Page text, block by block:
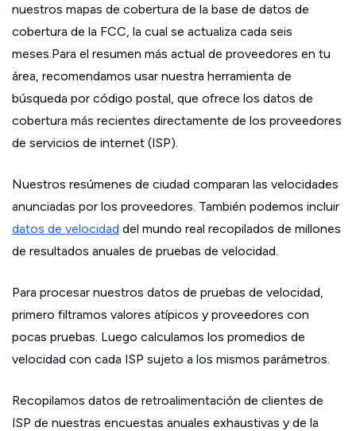
nuestros mapas de cobertura de la base de datos de
cobertura de la FCC, la cual se actualiza cada seis
meses.Para el resumen más actual de proveedores en tu
área, recomendamos usar nuestra herramienta de
búsqueda por código postal, que ofrece los datos de
cobertura más recientes directamente de los proveedores
de servicios de internet (ISP).
Nuestros resúmenes de ciudad comparan las velocidades
anunciadas por los proveedores. También podemos incluir
datos de velocidad del mundo real recopilados de millones
de resultados anuales de pruebas de velocidad.
Para procesar nuestros datos de pruebas de velocidad,
primero filtramos valores atípicos y proveedores con
pocas pruebas. Luego calculamos los promedios de
velocidad con cada ISP sujeto a los mismos parámetros.
Recopilamos datos de retroalimentación de clientes de
ISP de nuestras encuestas anuales exhaustivas y de la